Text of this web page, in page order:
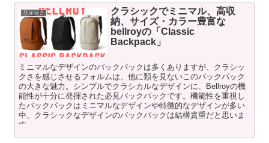
リュック
クラシックでミニマル、高収
納、サイズ・カラー豊富な
bellroyの「Classic
Backpack」
ミニマルなデザインのバックパックは多くありますが、クラシッ
クさを感じさせるフォルムは、他に類を見ないこのバックパック
の大きな魅力。シンプルでクラシカルなデザインに、Bellroyの機
能性が十分に発揮された必見バックパックです。機能性を重視し
たバックパックはミニマルなデザインや特徴的なデザインが多い
中、クラシックなデザインのバックパックは結構貴重だと思いま
す。